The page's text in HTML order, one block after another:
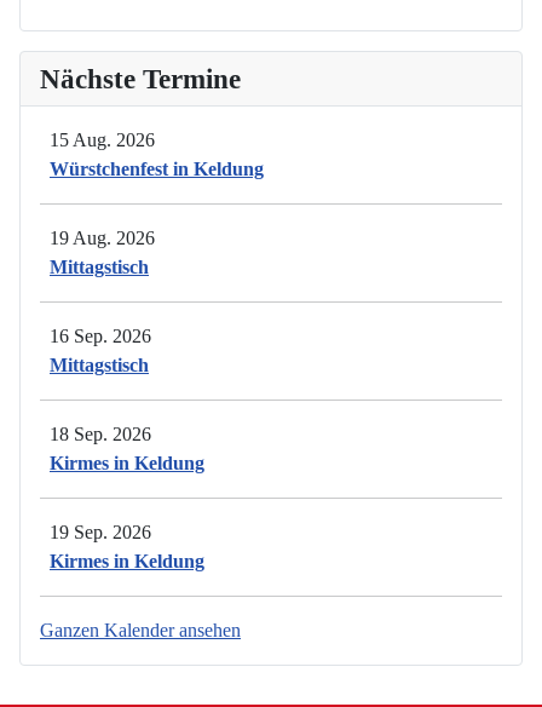
Nächste Termine
15 Aug. 2026
Würstchenfest in Keldung
19 Aug. 2026
Mittagstisch
16 Sep. 2026
Mittagstisch
18 Sep. 2026
Kirmes in Keldung
19 Sep. 2026
Kirmes in Keldung
Ganzen Kalender ansehen